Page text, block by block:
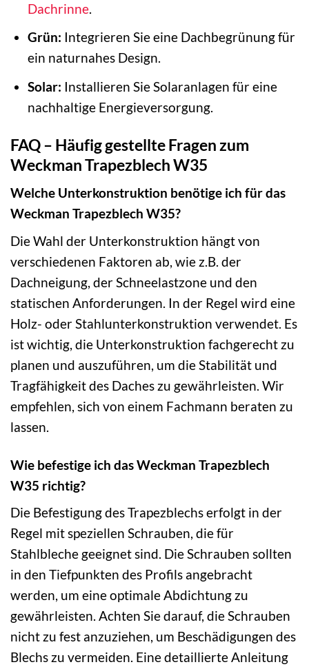
Dachrinne.
Grün: Integrieren Sie eine Dachbegrünung für
ein naturnahes Design.
Solar: Installieren Sie Solaranlagen für eine
nachhaltige Energieversorgung.
FAQ – Häufig gestellte Fragen zum
Weckman Trapezblech W35
Welche Unterkonstruktion benötige ich für das
Weckman Trapezblech W35?
Die Wahl der Unterkonstruktion hängt von
verschiedenen Faktoren ab, wie z.B. der
Dachneigung, der Schneelastzone und den
statischen Anforderungen. In der Regel wird eine
Holz- oder Stahlunterkonstruktion verwendet. Es
ist wichtig, die Unterkonstruktion fachgerecht zu
planen und auszuführen, um die Stabilität und
Tragfähigkeit des Daches zu gewährleisten. Wir
empfehlen, sich von einem Fachmann beraten zu
lassen.
Wie befestige ich das Weckman Trapezblech
W35 richtig?
Die Befestigung des Trapezblechs erfolgt in der
Regel mit speziellen Schrauben, die für
Stahlbleche geeignet sind. Die Schrauben sollten
in den Tiefpunkten des Profils angebracht
werden, um eine optimale Abdichtung zu
gewährleisten. Achten Sie darauf, die Schrauben
nicht zu fest anzuziehen, um Beschädigungen des
Blechs zu vermeiden. Eine detaillierte Anleitung